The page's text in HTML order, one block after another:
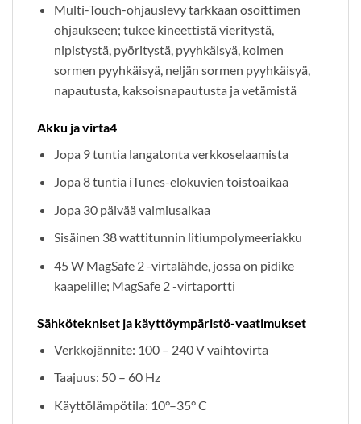
Multi-Touch-ohjauslevy tarkkaan osoittimen
ohjaukseen; tukee kineettistä vieritystä,
nipistystä, pyöritystä, pyyhkäisyä, kolmen
sormen pyyhkäisyä, neljän sormen pyyhkäisyä,
napautusta, kaksoisnapautusta ja vetämistä
Akku ja virta4
Jopa 9 tuntia langatonta verkkoselaamista
Jopa 8 tuntia iTunes-elokuvien toistoaikaa
Jopa 30 päivää valmiusaikaa
Sisäinen 38 wattitunnin litiumpolymeeriakku
45 W MagSafe 2 -virtalähde, jossa on pidike
kaapelille; MagSafe 2 -virtaportti
Sähkötekniset ja käyttöympäristö-vaatimukset
Verkkojännite: 100 – 240 V vaihtovirta
Taajuus: 50 – 60 Hz
Käyttölämpötila: 10°–35° C